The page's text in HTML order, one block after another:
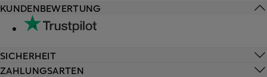
KUNDENBEWERTUNG
SICHERHEIT
ZAHLUNGSARTEN